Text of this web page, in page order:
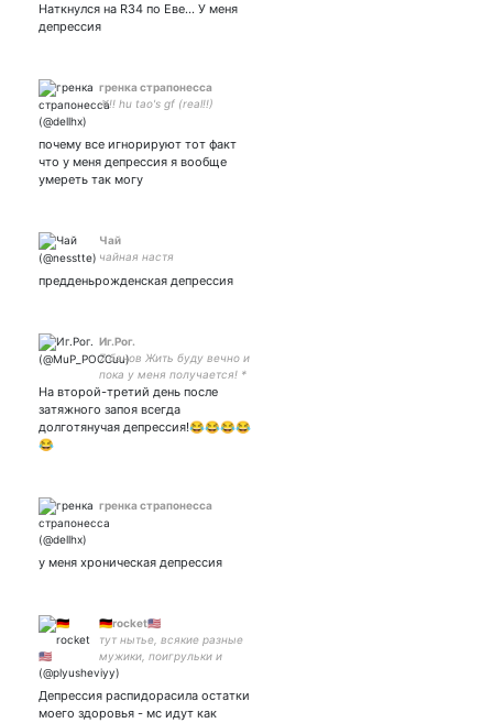
Наткнулся на R34 по Еве... У меня
депрессия
гренка страпонесса
𖤐!! hu tao's gf (real!!)
почему все игнорируют тот факт
что у меня депрессия я вообще
умереть так могу
Чай
чайная настя
предденьрожденская депрессия
Иг.Рог.
7 банов Жить буду вечно и
пока у меня получается! *
- значит шутка
На второй-третий день после
затяжного запоя всегда
долготянучая депрессия!😂😂😂😂
😂
гренка страпонесса
у меня хроническая депрессия
🇩🇪rocket🇺🇸
тут нытье, всякие разные
мужики, поигрульки и
сериалы ☀️ INFJ-T /
Депрессия распидорасила остатки
моего здоровья - мс идут как